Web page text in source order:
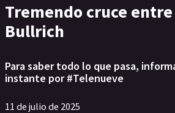
Tremendo cruce
Bullrich
Para saber todo lo que pasa,
instante por #Telenueve
11 de julio de 2025